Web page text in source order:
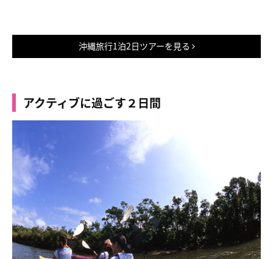
沖縄旅行1泊2日ツアーを見る
アクティブに過ごす２日間